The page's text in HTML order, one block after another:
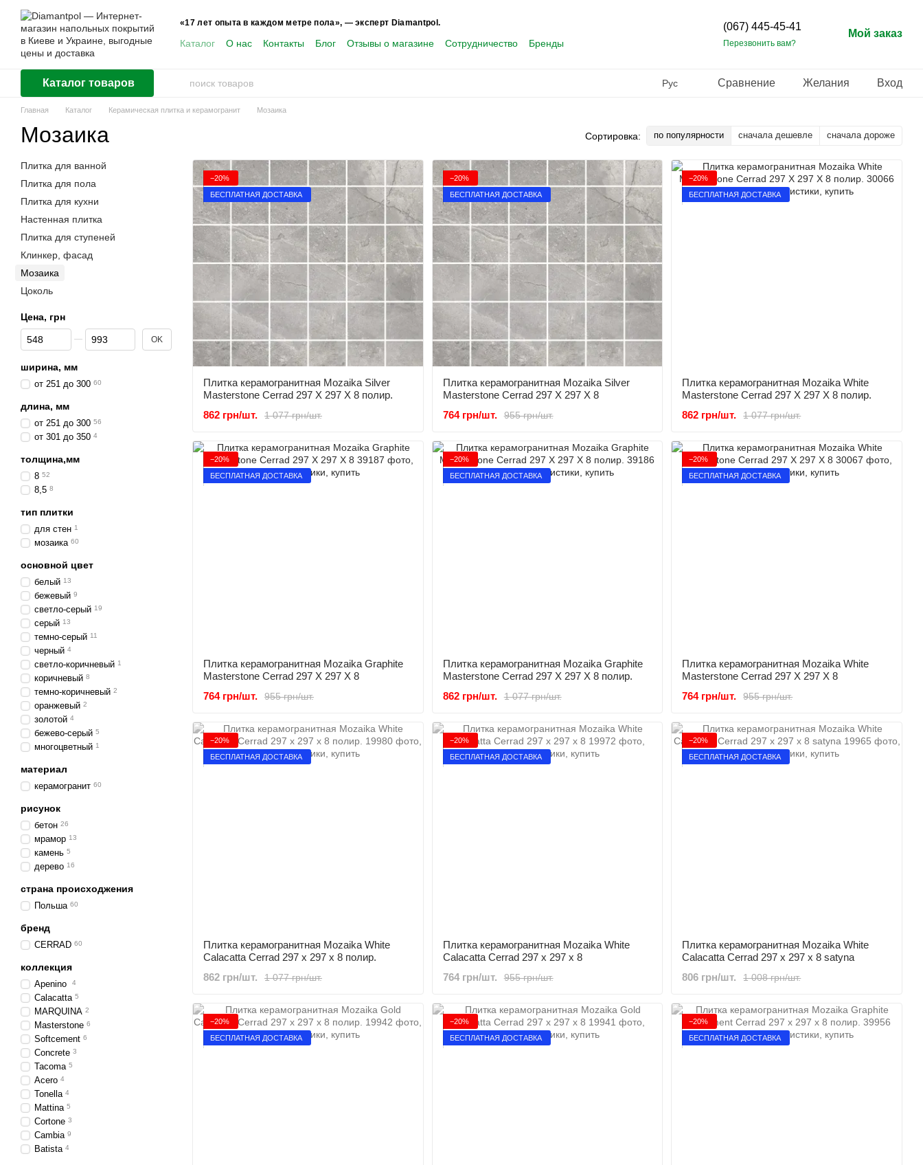
Перейти к основному контенту
«17 лет опыта в каждом метре пола», — эксперт Diamantpol.
Каталог О нас Контакты Блог Отзывы о магазине Сотрудничество
Бренды
(067) 445-45-41
Перезвонить вам?
Мой заказ
Каталог товаров Рус Сравнение Желания Вход
Главная Каталог Керамическая плитка и керамогранит Мозаика
Мозаика Сортировка: по популярности сначала дешевле сначала дороже
−20%
БЕСПЛАТНАЯ ДОСТАВКА
Плитка керамогранитная Mozaika Silver
Masterstone Сerrad 297 X 297 X 8 полир.
1 077 грн/шт.
862 грн/шт.
−20%
БЕСПЛАТНАЯ ДОСТАВКА
Плитка керамогранитная Mozaika Silver
Masterstone Сerrad 297 X 297 X 8
955 грн/шт.
764 грн/шт.
−20%
БЕСПЛАТНАЯ ДОСТАВКА
Плитка керамогранитная Mozaika White
Masterstone Сerrad 297 X 297 X 8 полир.
1 077 грн/шт.
862 грн/шт.
−20%
БЕСПЛАТНАЯ ДОСТАВКА
Плитка керамогранитная Mozaika Graphite
Masterstone Сerrad 297 X 297 X 8
955 грн/шт.
764 грн/шт.
−20%
БЕСПЛАТНАЯ ДОСТАВКА
Плитка керамогранитная Mozaika Graphite
Masterstone Сerrad 297 X 297 X 8 полир.
1 077 грн/шт.
862 грн/шт.
−20%
БЕСПЛАТНАЯ ДОСТАВКА
Плитка керамогранитная Mozaika White
Masterstone Сerrad 297 X 297 X 8
955 грн/шт.
764 грн/шт.
−20%
БЕСПЛАТНАЯ ДОСТАВКА
Плитка керамогранитная Mozaika White
Calacatta Cerrad 297 x 297 x 8 полир.
1 077 грн/шт.
862 грн/шт.
−20%
БЕСПЛАТНАЯ ДОСТАВКА
Плитка керамогранитная Mozaika White
Calacatta Cerrad 297 x 297 x 8
955 грн/шт.
764 грн/шт.
−20%
БЕСПЛАТНАЯ ДОСТАВКА
Плитка керамогранитная Mozaika White
Calacatta Cerrad 297 x 297 x 8 satyna
1 008 грн/шт.
806 грн/шт.
−20%
БЕСПЛАТНАЯ ДОСТАВКА
−20%
БЕСПЛАТНАЯ ДОСТАВКА
−20%
БЕСПЛАТНАЯ ДОСТАВКА
Плитка для ванной
Плитка для пола
Плитка для кухни
Настенная плитка
Плитка для ступеней
Клинкер, фасад
Мозаика
Цоколь
Цена, грн
От Цена, грн
До Цена, грн OK
ширина, мм
от 251 до 300 60
длина, мм
от 251 до 300 56
от 301 до 350 4
толщина,мм
8 52
8,5 8
тип плитки
для стен 1
мозаика 60
основной цвет
белый 13
бежевый 9
светло-серый 19
серый 13
темно-серый 11
черный 4
светло-коричневый 1
коричневый 8
темно-коричневый 2
оранжевый 2
золотой 4
бежево-серый 5
многоцветный 1
материал
керамогранит 60
рисунок
бетон 26
мрамор 13
камень 5
дерево 16
страна происходжения
Польша 60
бренд
CERRAD 60
коллекция
Apenino 4
Calacatta 5
MARQUINA 2
Masterstone 6
Softcement 6
Concrete 3
Tacoma 5
Acero 4
Tonella 4
Mattina 5
Cortone 3
Cambia 9
Batista 4